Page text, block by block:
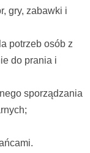
gry, zabawki i
potrzeb osób z
do prania i
sporządzania